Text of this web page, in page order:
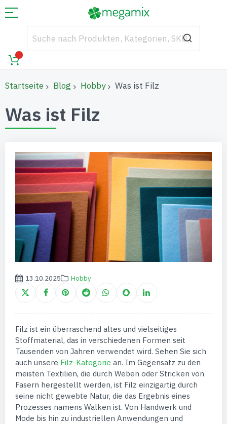
Startseite Blog Hobby Was ist Filz
Was ist Filz
13.10.2025 Hobby
Filz ist ein überraschend altes und vielseitiges
Stoffmaterial, das in verschiedenen Formen seit
Tausenden von Jahren verwendet wird. Sehen Sie sich
auch unsere Filz-Kategorie an. Im Gegensatz zu den
meisten Textilien, die durch Weben oder Stricken von
Fasern hergestellt werden, ist Filz einzigartig durch
seine nicht gewebte Natur, die das Ergebnis eines
Prozesses namens Walken ist. Von Handwerk und
Mode bis hin zu industriellen Anwendungen und